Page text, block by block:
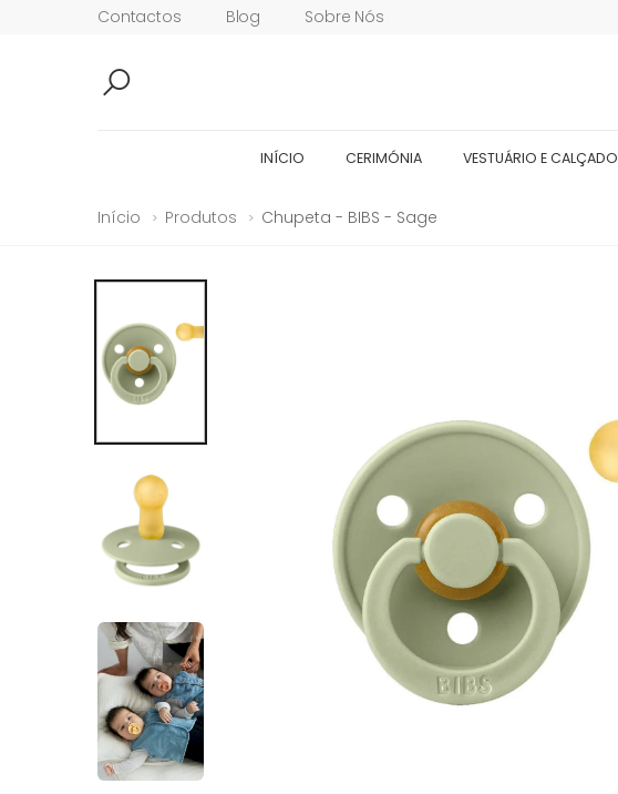
Contactos Blog Sobre Nós
INÍCIO CERIMÓNIA VESTUÁRIO E CALÇADO
Início Produtos Chupeta - BIBS - Sage